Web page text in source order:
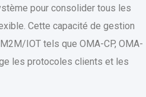
pour consolider tous les
Cette capacité de gestion
IOT tels que OMA-CP, OMA-
les protocoles clients et les